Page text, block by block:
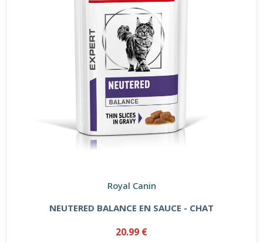
Royal Canin
NEUTERED BALANCE EN SAUCE - CHAT
20.99 €